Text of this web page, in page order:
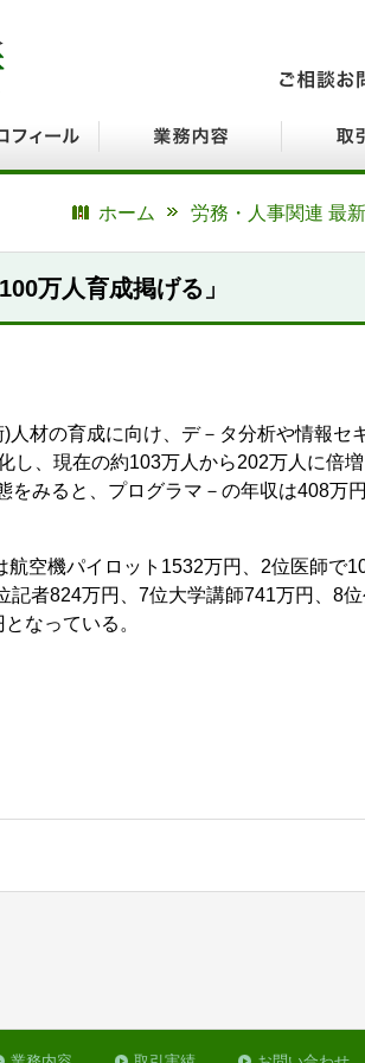
ホーム
労務・人事関連 最
万人育成掲げる」
人材の育成に向け、デ－タ分析や情報
し、現在の約103万人から202万人に倍
をみると、プログラマ－の年収は408万
航空機パイロット1532万円、2位医師で
記者824万円、7位大学講師741万円、8
なっている。